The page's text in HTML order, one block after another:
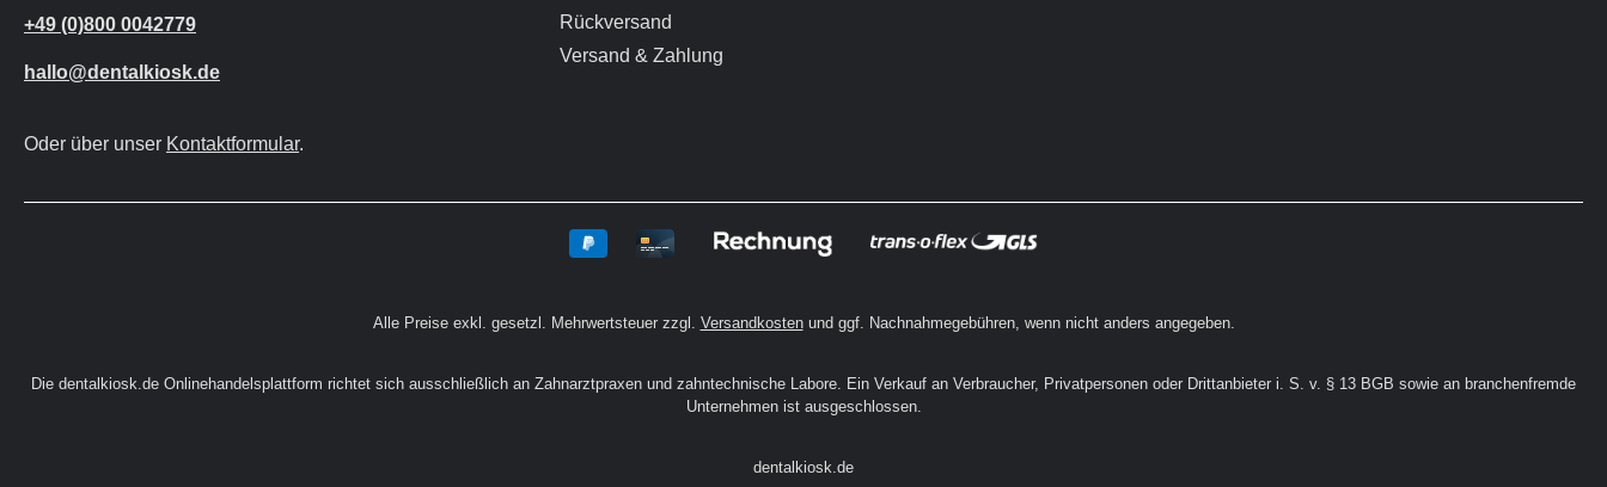
+49 (0)800 0042779
hallo@dentalkiosk.de
Oder über unser Kontaktformular.
Rückversand
Versand & Zahlung
Alle Preise exkl. gesetzl. Mehrwertsteuer zzgl. Versandkostenund ggf. Nachnahmegebühren, wenn nicht anders angegeben.
Die dentalkiosk.de Onlinehandelsplattform richtet sich ausschließlich an Zahnarztpraxen und zahntechnische Labore. Ein Verkauf an Verbraucher, Privatpersonen oder Drittanbieter i. S. v. § 13 BGB sowie an branchenfremde
Unternehmen ist ausgeschlossen.
dentalkiosk.de